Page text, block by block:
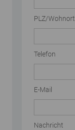
PLZ/Wohnort
Telefon
E-Mail
Nachricht